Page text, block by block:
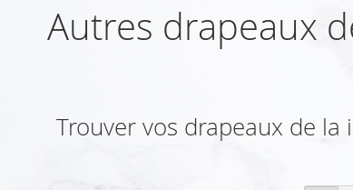
Autres drapeaux
Trouver vos drapeaux de la